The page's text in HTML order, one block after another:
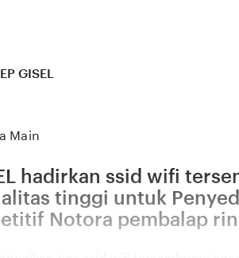
GISEL
Main
hadirkan ssid wifi
tinggi untuk
Notora pembalap